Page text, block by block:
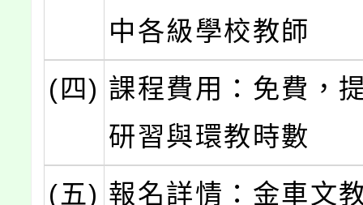
中各級學校教師
(四) 課程費用：免費，
研習與環教時數
(五) 報名詳情：金車文